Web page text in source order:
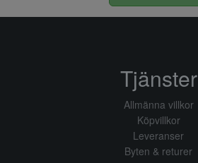
Tjänster
Allmänna villkor
Köpvillkor
Leveranser
Byten & returer